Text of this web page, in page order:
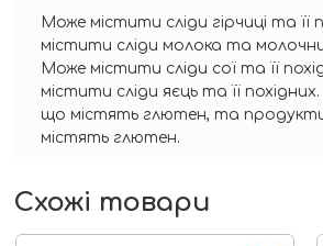
Може містити сліди гірчиці та її
містити сліди молока та
Може містити сліди сої та її
містити сліди яєць та її
що містять глютен, та продукти
містять глютен.
Схожі товари